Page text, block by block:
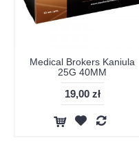
Medical Brokers Kaniula
25G 40MM
19,00 zł